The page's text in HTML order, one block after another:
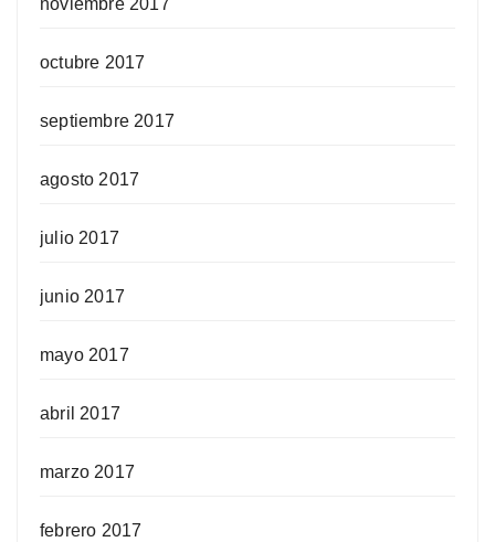
octubre 2017
septiembre 2017
agosto 2017
julio 2017
junio 2017
mayo 2017
abril 2017
marzo 2017
febrero 2017